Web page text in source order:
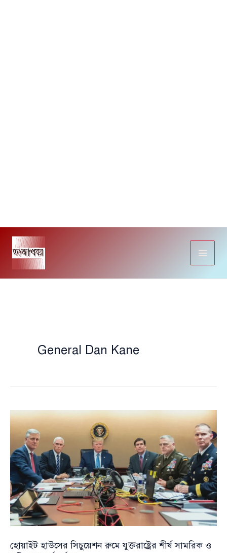
Skip
content
General Dan Kane
হোয়াইট হাউসের সিচুয়েশন রুমে যুক্তরাষ্ট্রের শীর্ষ সামরিক ও